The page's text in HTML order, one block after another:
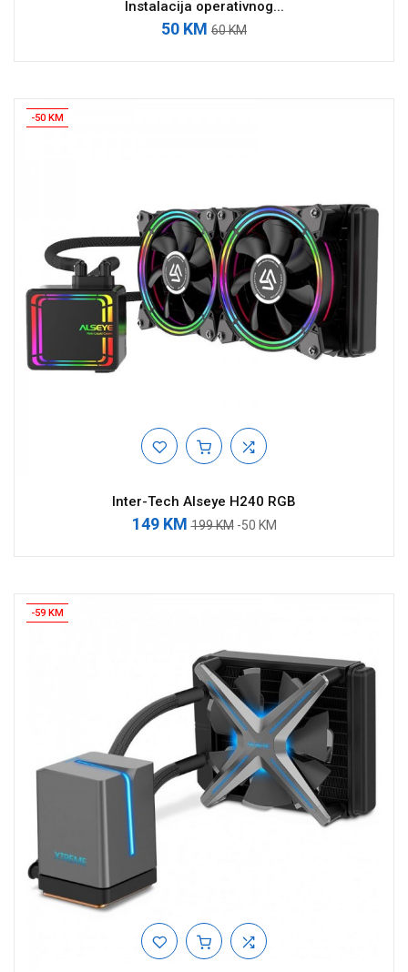
Instalacija operativnog...
50 KM 60 KM
-50 KM
Inter-Tech Alseye H240 RGB
149 KM 199 KM -50 KM
-59 KM